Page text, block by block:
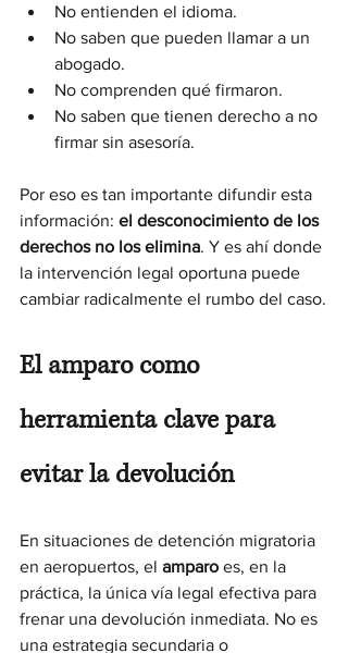
No entienden el idioma.
No saben que pueden llamar a un
abogado.
No comprenden qué firmaron.
No saben que tienen derecho a no
firmar sin asesoría.
Por eso es tan importante difundir esta
información: el desconocimiento de los
derechos no los elimina. Y es ahí donde
la intervención legal oportuna puede
cambiar radicalmente el rumbo del caso.
El amparo como
herramienta clave para
evitar la devolución
En situaciones de detención migratoria
en aeropuertos, el amparo es, en la
práctica, la única vía legal efectiva para
frenar una devolución inmediata. No es
una estrategia secundaria o